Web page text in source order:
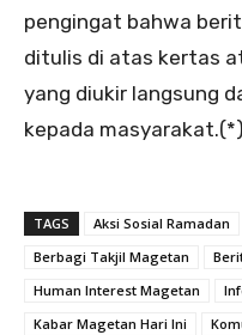
pengingat bahwa
ditulis di atas kertas
yang diukir langsung
kepada masyarakat.(*)
TAGS Aksi Sosial Ramadan
Berbagi Takjil Magetan
Human Interest Magetan
Kabar Magetan Hari Ini